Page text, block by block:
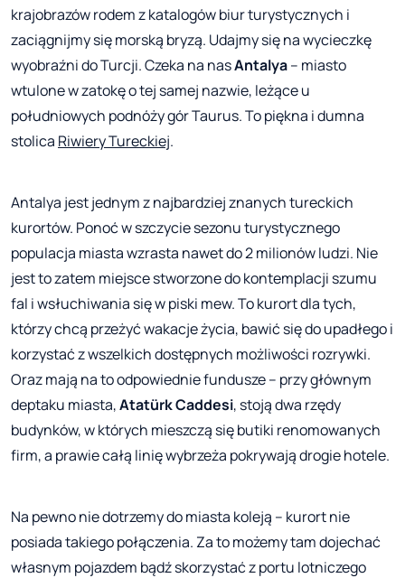
krajobrazów rodem z katalogów biur turystycznych i
zaciągnijmy się morską bryzą. Udajmy się na wycieczkę
wyobraźni do Turcji. Czeka na nasAntalya– miasto
wtulone w zatokę o tej samej nazwie, leżące u
południowych podnóży gór Taurus. To piękna i dumna
stolica Riwiery Tureckiej.
Antalya jest jednym z najbardziej znanych tureckich
kurortów. Ponoć w szczycie sezonu turystycznego
populacja miasta wzrasta nawet do 2 milionów ludzi. Nie
jest to zatem miejsce stworzone do kontemplacji szumu
fal i wsłuchiwania się w piski mew. To kurort dla tych,
którzy chcą przeżyć wakacje życia, bawić się do upadłego i
korzystać z wszelkich dostępnych możliwości rozrywki.
Oraz mają na to odpowiednie fundusze – przy głównym
deptaku miasta,Atatürk Caddesi, stoją dwa rzędy
budynków, w których mieszczą się butiki renomowanych
firm, a prawie całą linię wybrzeża pokrywają drogie hotele.
Na pewno nie dotrzemy do miasta koleją – kurort nie
posiada takiego połączenia. Za to możemy tam dojechać
własnym pojazdem bądź skorzystać z portu lotniczego